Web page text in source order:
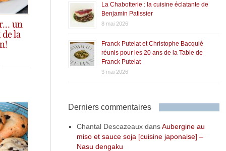
un
la
légers ;-)
La Chabotterie : la cuisine éclatante de
Benjamin Patissier
8 mai 2026
Franck Putelat et Christophe Bacquié
réunis pour les 20 ans de la Table de
Franck Putelat
3 mai 2026
Derniers commentaires
Chantal DescazeauxdansAubergine au
miso et sauce soja [cuisine japonaise] –
Nasu dengaku